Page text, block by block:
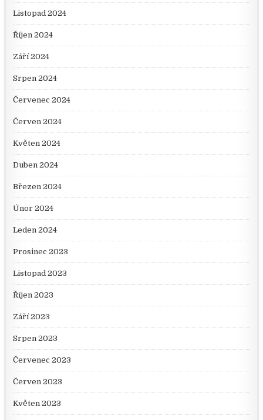
Listopad 2024
Říjen 2024
Září 2024
Srpen 2024
Červenec 2024
Červen 2024
Květen 2024
Duben 2024
Březen 2024
Únor 2024
Leden 2024
Prosinec 2023
Listopad 2023
Říjen 2023
Září 2023
Srpen 2023
Červenec 2023
Červen 2023
Květen 2023